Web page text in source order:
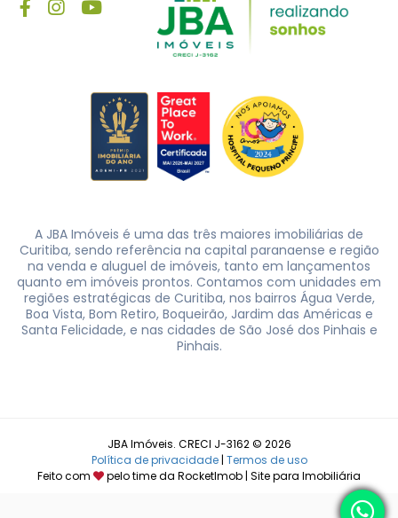
A JBA Imóveis é uma das três maiores imobiliárias de
Curitiba, sendo referência na capital paranaense e região
na venda e aluguel de imóveis, tanto em lançamentos
quanto em imóveis prontos. Contamos com unidades em
regiões estratégicas de Curitiba, nos bairros Água Verde,
Boa Vista, Bom Retiro, Boqueirão, Jardim das Américas e
Santa Felicidade, e nas cidades de São José dos Pinhais e
Pinhais.
JBA Imóveis. CRECI J-3162 © 2026
Política de privacidade| Termos de uso
Feito com
pelo time da RocketImob | Site para Imobiliária